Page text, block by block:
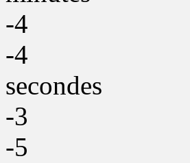
-4
-4
secondes
-3
-5